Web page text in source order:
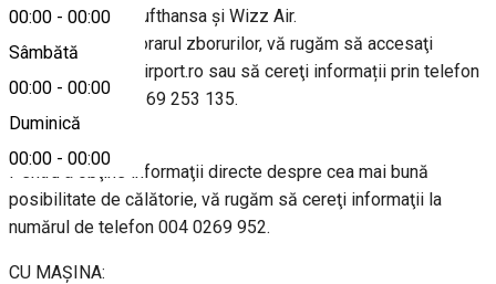
00:00 - 00:00
Sâmbătă
00:00 - 00:00
Duminică
00:00 - 00:00
Tarom, Blue Air, Lufthansa și Wizz Air.
Pentru a verifica orarul zborurilor, vă rugăm să accesaţi
http://www.sibiuairport.ro sau să cereţi informații prin telefon
la numărul 004 0269 253 135.
Pentru a obţine informaţii directe despre cea mai bună
posibilitate de călătorie, vă rugăm să cereţi informaţii la
numărul de telefon 004 0269 952.
CU MAŞINA: